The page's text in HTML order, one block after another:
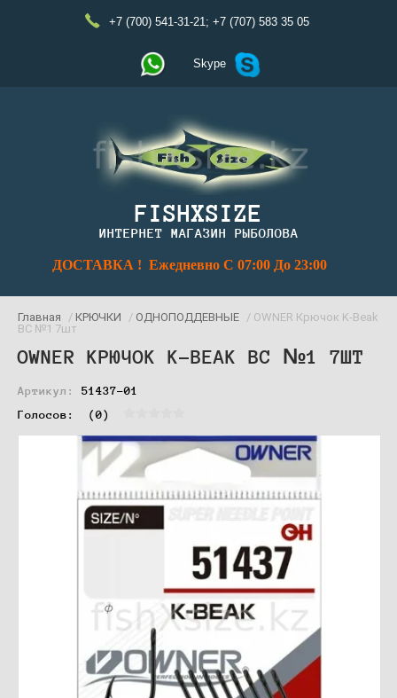
+7 (700) 541-31-21; +7 (707) 583 35 05
Skype
FISHXSIZE
ИНТЕРНЕТ МАГАЗИН РЫБОЛОВА
ДОСТАВКА ! Ежедневно С 07:00 До 23:00
Главная / КРЮЧКИ / ОДНОПОДДЕВНЫЕ / OWNER Крючок K-Beak
BC №1 7шт
OWNER КРЮЧОК K-BEAK BC №1 7ШТ
Артикул:
51437-01
Голосов: (0)